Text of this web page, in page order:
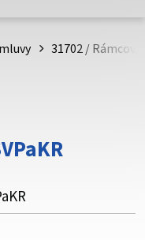
informácie iba
stránka
webového sídla.
31702 /